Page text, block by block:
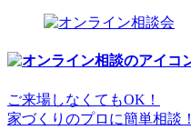
ご来場しなくてもOK！
家づくりのプロに簡単相談！